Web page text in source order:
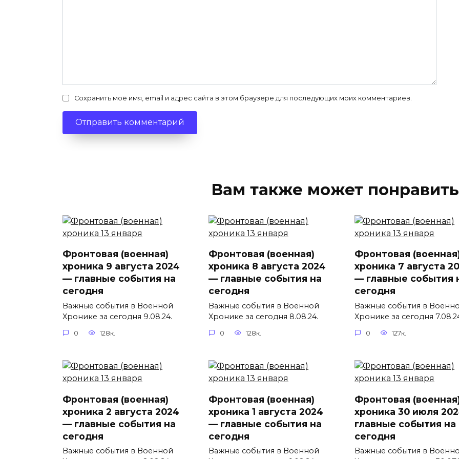
Сохранить моё имя, email и адрес сайта в этом браузере для последующих моих комментариев.
Вам также может
Фронтовая (военная)
хроника 9 августа 2024
— главные события на
сегодня
Важные события в Военной
Хронике за сегодня 9.08.24.
0 128к.
Фронтовая (военная)
хроника 8 августа 2024
— главные события на
сегодня
Важные события в Военной
Хронике за сегодня 8.08.24.
0 128к.
Фронтовая
хроника 7 августа
— главные события
сегодня
Важные события в
Хронике за сегодня
0 127к.
Фронтовая (военная)
хроника 2 августа 2024
— главные события на
сегодня
Важные события в Военной
Фронтовая (военная)
хроника 1 августа 2024
— главные события на
сегодня
Важные события в Военной
Фронтовая
хроника 30 июля
главные события на
сегодня
Важные события в